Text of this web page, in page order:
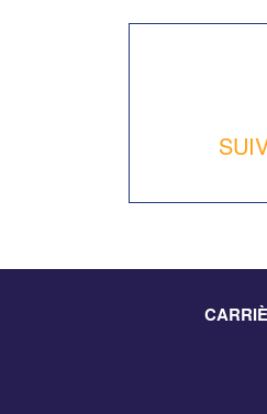
Footer